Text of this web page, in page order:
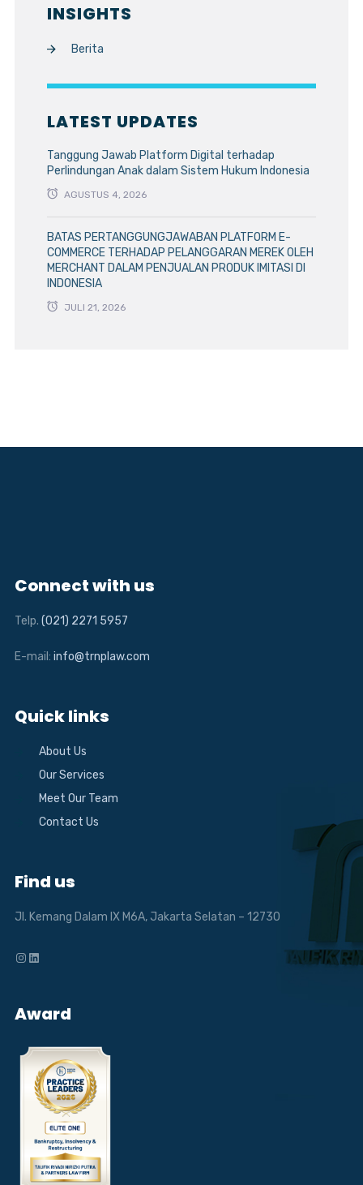
INSIGHTS
Berita
LATEST UPDATES
Tanggung Jawab Platform Digital terhadap
Perlindungan Anak dalam Sistem Hukum Indonesia
AGUSTUS 4, 2026
BATAS PERTANGGUNGJAWABAN PLATFORM E-
COMMERCE TERHADAP PELANGGARAN MEREK OLEH
MERCHANT DALAM PENJUALAN PRODUK IMITASI DI
INDONESIA
JULI 21, 2026
Connect with us
Telp. (021) 2271 5957
E-mail: info@trnplaw.com
Quick links
About Us
Our Services
Meet Our Team
Contact Us
Find us
Jl. Kemang Dalam IX M6A, Jakarta Selatan – 12730
Instagram
LinkedIn
Award